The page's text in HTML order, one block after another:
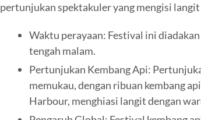
pertunjukan spektakuler yang mengisi langit
Waktu perayaan: Festival ini
tengah malam.
Pertunjukan Kembang Api:
memukau, dengan ribuan kembang
Harbour, menghiasi langit dengan